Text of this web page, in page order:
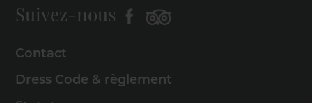
Suivez-nous
Contact
Dress Code & règlement